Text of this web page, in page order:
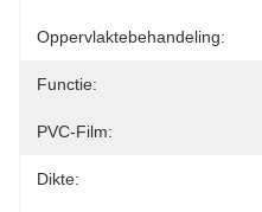
Oppervlaktebehandeling:
Functie:
PVC-Film:
Dikte: